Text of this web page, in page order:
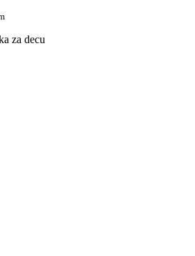
za decu